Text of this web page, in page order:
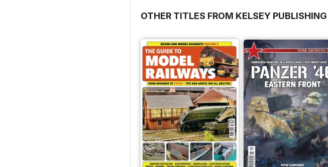
OTHER TITLES FROM KELSEY PUBLISHING